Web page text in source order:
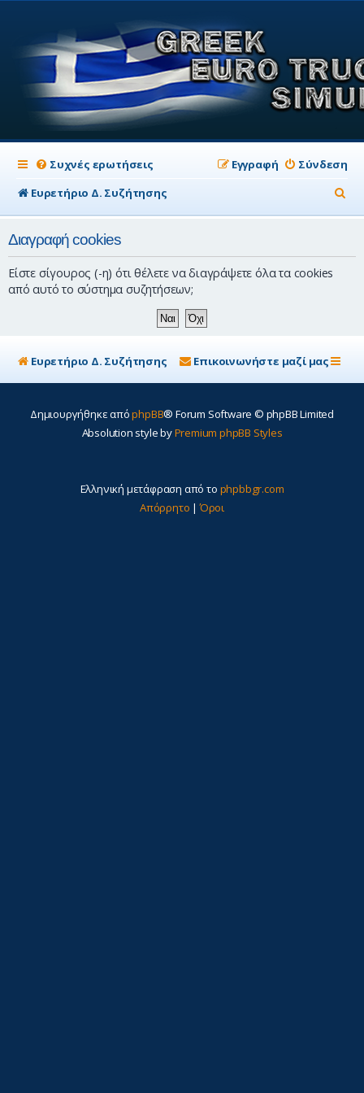
Συχνές ερωτήσεις Σύνδεση
Εγγραφή
Ευρετήριο Δ. Συζήτησης
ν
η
Διαγραφή cookies
Είστε σίγουρος (-η) ότι θέλετε να διαγράψετε όλα τα cookies
από αυτό το σύστημα συζητήσεων;
Ευρετήριο Δ. Συζήτησης Επικοινωνήστε μαζί μας
Δημιουργήθηκε απόphpBB® Forum Software © phpBB Limited
Absolution style byPremium phpBB Styles
Ελληνική μετάφραση από το phpbbgr.com
Απόρρητο |Όροι